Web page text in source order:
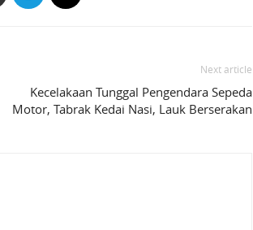
Next article
Kecelakaan Tunggal Pengendara Sepeda
Motor, Tabrak Kedai Nasi, Lauk Berserakan